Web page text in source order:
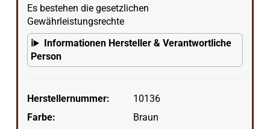
Es bestehen die gesetzlichen
Gewährleistungsrechte
Informationen Hersteller & Verantwortliche
Person
Herstellernummer:
10136
Farbe:
Braun